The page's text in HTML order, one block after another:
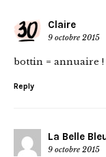
Claire
9 octobre 2015
bottin = annuaire !
Reply
La Belle
9 octobre 2015